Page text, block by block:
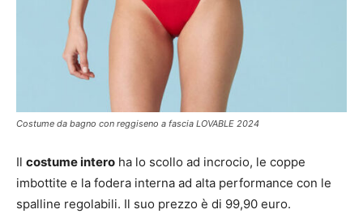
Costume da bagno con reggiseno a fascia LOVABLE 2024
Il costume intero ha lo scollo ad incrocio, le coppe
imbottite e la fodera interna ad alta performance con le
spalline regolabili. Il suo prezzo è di 99,90 euro.